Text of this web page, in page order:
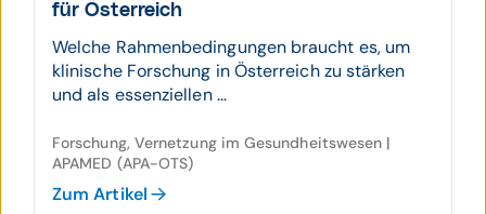
für Österreich
Welche Rahmenbedingungen braucht es, um
klinische Forschung in Österreich zu stärken
und als essenziellen ...
Forschung, Vernetzung im Gesundheitswesen |
APAMED (APA-OTS)
Zum Artikel